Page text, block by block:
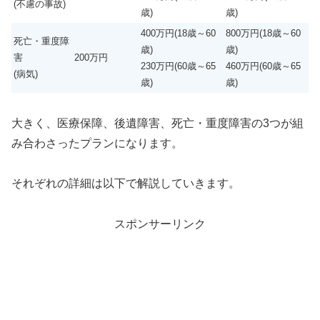
(不慮の事故)
歳)
歳)
死亡・重度障
害
(病気)
200万円
400万円(18歳～60
歳)
230万円(60歳～65
歳)
800万円(18歳～60
歳)
460万円(60歳～65
歳)
大きく、医療保障、後遺障害、死亡・重度障害の3つが組
み合わさったプランになります。
それぞれの詳細は以下で解説していきます。
スポンサーリンク